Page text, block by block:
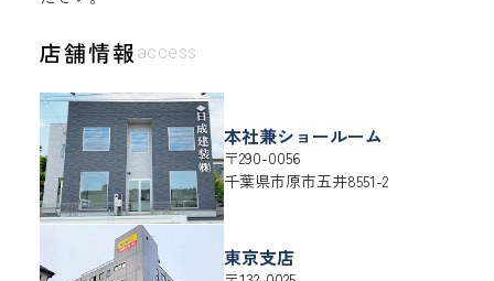
店舗情報access
本社兼ショールーム
〒290-0056
千葉県市原市五井8551-2
東京支店